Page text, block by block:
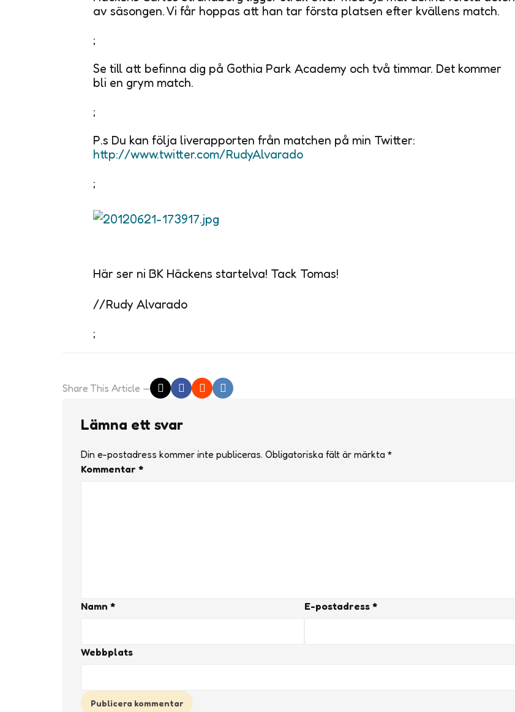
av säsongen. Vi får hoppas att han tar första platsen efter kvällens match.
;
Se till att befinna dig på Gothia Park Academy och två timmar. Det kommer
bli en grym match.
;
P.s Du kan följa liverapporten från matchen på min Twitter:
http://www.twitter.com/RudyAlvarado
;
Här ser ni BK Häckens startelva! Tack Tomas!
//Rudy Alvarado
;
Share This Article
Lämna ett svar
Din e-postadress kommer inte publiceras. Obligatoriska fält är märkta *
Kommentar *
Namn * E-postadress *
Webbplats